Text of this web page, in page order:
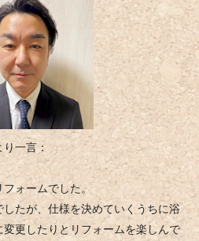
一言：
ォームでした。
たが、仕様を決めていくうちに浴
更したりとリフォームを楽しんで